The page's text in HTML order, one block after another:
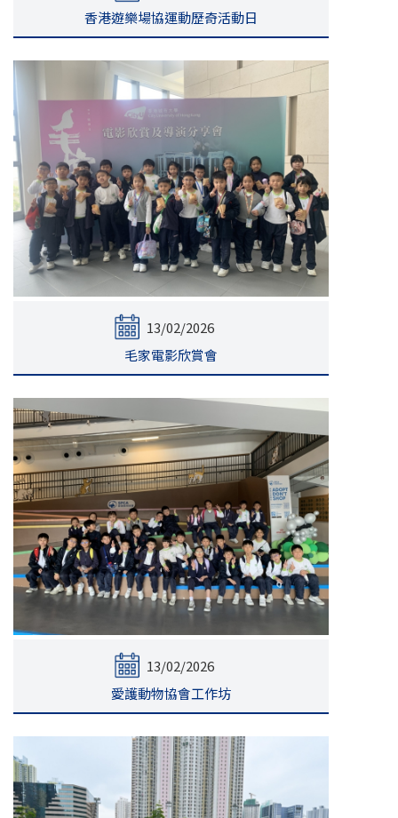
香港遊樂場協運動歷奇活動日
13/02/2026
毛家電影欣賞會
13/02/2026
愛護動物協會工作坊